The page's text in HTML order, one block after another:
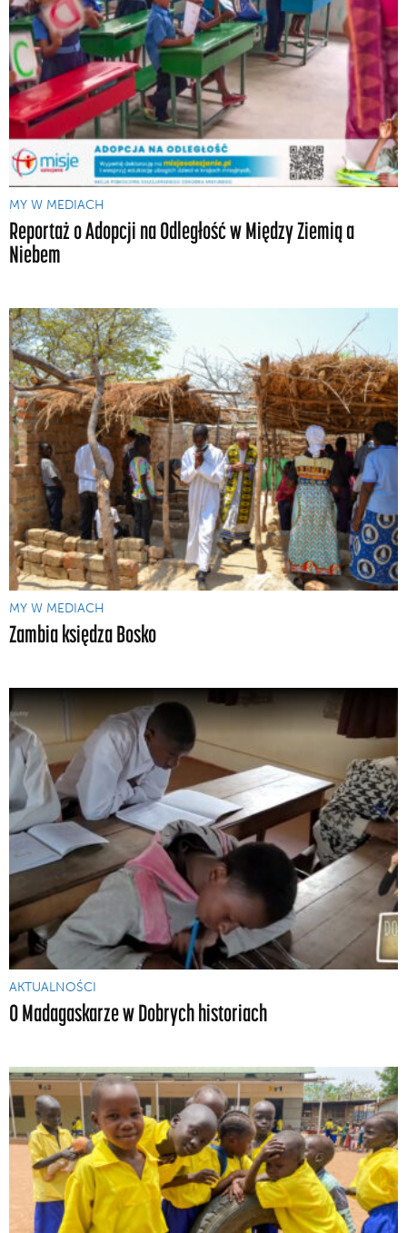
MY W MEDIACH
Reportaż o Adopcji na Odległość w Między Ziemią a
Niebem
MY W MEDIACH
Zambia księdza Bosko
AKTUALNOŚCI
O Madagaskarze w Dobrych historiach